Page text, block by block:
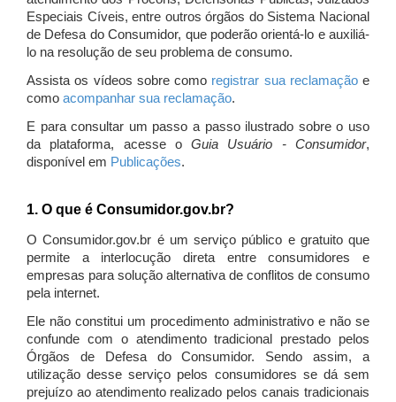
Especiais Cíveis, entre outros órgãos do Sistema Nacional
de Defesa do Consumidor, que poderão orientá-lo e auxiliá-
lo na resolução de seu problema de consumo.
Assista os vídeos sobre como registrar sua reclamaçãoe
como acompanhar sua reclamação.
E para consultar um passo a passo ilustrado sobre o uso
da plataforma, acesse oGuia Usuário - Consumidor,
disponível em Publicações.
1. O que é Consumidor.gov.br?
O Consumidor.gov.br é um serviço público e gratuito que
permite a interlocução direta entre consumidores e
empresas para solução alternativa de conflitos de consumo
pela internet.
Ele não constitui um procedimento administrativo e não se
confunde com o atendimento tradicional prestado pelos
Órgãos de Defesa do Consumidor. Sendo assim, a
utilização desse serviço pelos consumidores se dá sem
prejuízo ao atendimento realizado pelos canais tradicionais